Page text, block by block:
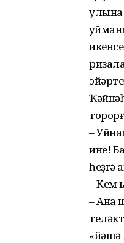
улына
–
ине!
һеҙгә
– Кем
– Ана
«йәшә